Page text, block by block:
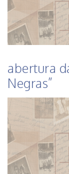
abertura
Negras”